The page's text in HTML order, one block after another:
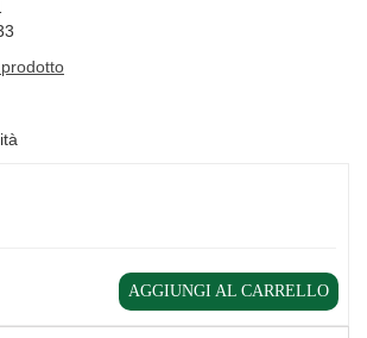
AGGIUNGI AL CARRELLO